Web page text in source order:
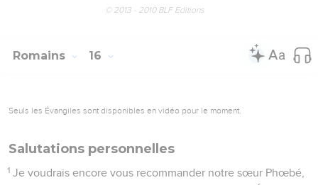
© 2013 - 2010 BLF Editions
Romains 16
Seuls les Évangiles sont disponibles en vidéo pour le moment.
Salutations personnelles
1 Je voudrais encore vous recommander notre sœur Phœbé,